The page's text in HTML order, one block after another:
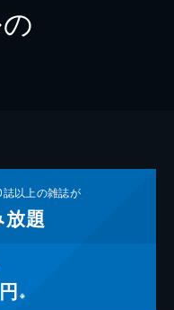
誌以上の雑誌が
題
円 ※